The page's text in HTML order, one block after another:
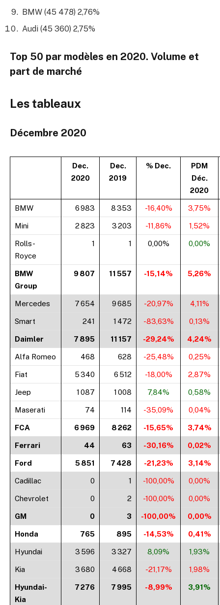
BMW (45 478) 2,76%
Audi (45 360) 2,75%
Top 50 par modèles en 2020. Volume et
part de marché
Les tableaux
Décembre 2020
Dec.
2020
Dec.
2019
% Dec.
PDM
Déc.
2020
BMW 6 983 8 353 -16,40% 3,75%
Mini 2 823 3 203 -11,86% 1,52%
Rolls-
Royce
1 1 0,00% 0,00%
BMW
Group
9 807 11 557 -15,14% 5,26%
Mercedes 7 654 9 685 -20,97% 4,11%
Smart 241 1 472 -83,63% 0,13%
Daimler 7 895 11 157 -29,24% 4,24%
Alfa Romeo 468 628 -25,48% 0,25%
Fiat 5 340 6 512 -18,00% 2,87%
Jeep 1 087 1 008 7,84% 0,58%
Maserati 74 114 -35,09% 0,04%
FCA 6 969 8 262 -15,65% 3,74%
Ferrari 44 63 -30,16% 0,02%
Ford 5 851 7 428 -21,23% 3,14%
Cadillac 0 1 -100,00% 0,00%
Chevrolet 0 2 -100,00% 0,00%
GM 0 3 -100,00% 0,00%
Honda 765 895 -14,53% 0,41%
Hyundai 3 596 3 327 8,09% 1,93%
Kia 3 680 4 668 -21,17% 1,98%
Hyundai-
Kia
7 276 7 995 -8,99% 3,91%